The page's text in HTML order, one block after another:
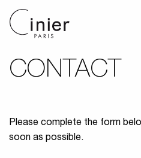
CONTACT
Please complete the form
soon as possible.